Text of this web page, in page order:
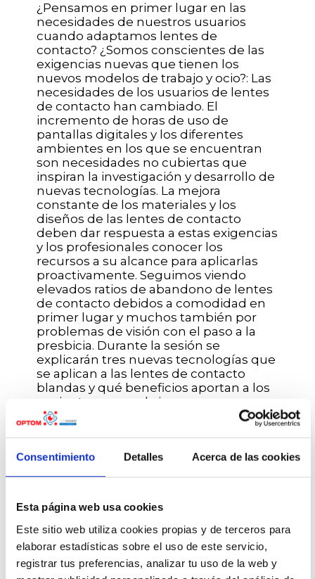
Consentimiento Detalles Acerca de las cookies
Esta página web usa cookies
Este sitio web utiliza cookies propias y de terceros para
elaborar estadísticas sobre el uso de este servicio,
registrar tus preferencias, analizar tu uso de la web y
¿Pensamos en primer lugar en las
necesidades de nuestros usuarios
cuando adaptamos lentes de
contacto? ¿Somos conscientes de las
exigencias nuevas que tienen los
nuevos modelos de trabajo y ocio?: Las
necesidades de los usuarios de lentes
de contacto han cambiado. El
incremento de horas de uso de
pantallas digitales y los diferentes
ambientes en los que se encuentran
son necesidades no cubiertas que
inspiran la investigación y desarrollo de
nuevas tecnologías. La mejora
constante de los materiales y los
diseños de las lentes de contacto
deben dar respuesta a estas exigencias
y los profesionales conocer los
recursos a su alcance para aplicarlas
proactivamente. Seguimos viendo
elevados ratios de abandono de lentes
de contacto debidos a comodidad en
primer lugar y muchos también por
problemas de visión con el paso a la
presbicia. Durante la sesión se
explicarán tres nuevas tecnologías que
se aplican a las lentes de contacto
blandas y qué beneficios aportan a los
pacientes para cubrir sus nuevas
necesidades.
Silvia Pulido
Perfil